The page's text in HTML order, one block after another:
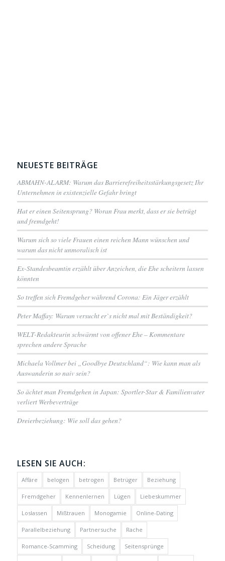
NEUESTE BEITRÄGE
ABMAHN-ALARM: Warum das Barrierefreiheitsstärkungsgesetz Ihr
Unternehmen in existenzielle Gefahr bringt
Hat er einen Seitensprung? Woran Frau merkt, dass er sie betrügt
und fremdgeht!
Warum sich so viele Frauen einen reichen Mann wünschen und
warum das nicht unmoralisch ist
Ex-Standesbeamtin erzählt über Anzeichen, die Ehe scheitern lassen
könnten
So treffen sich Fremdgeher während Corona: Ein Jäger erzählt
Peter Maffay: Warum versucht er`s nicht mal mit Beständigkeit?
WELT-Redakteurin schwärmt von offener Ehe – Kommentare
sprechen andere Sprache
Michaela Vollmer bei „Goodbye Deutschland“: Wie kann man als
Auswanderin so naiv sein?
So ächtet man Fremdgehen in Japan: Sportler-Star & Familienvater
verliert Werbeverträge
Dreierbeziehung: Wie soll das gehen?
LESEN SIE AUCH:
Affäre belogen betrogen Betrüger Beziehung
Fremdgeher Kennenlernen Lügen Liebeskummer
Loslassen Mißtrauen Monogamie Online-Dating
Parallelbeziehung Partnersuche Rache
Romance-Scamming Scheidung Seitensprünge